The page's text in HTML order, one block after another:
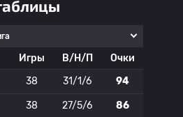
Игры В/Н/П
Очки
38 31/1/6 94
38 27/5/6 86